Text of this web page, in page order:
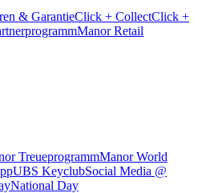
& GarantieClick + CollectClick +
Manor Retail
TreueprogrammManor World
UBS KeyclubSocial Media @
National Day